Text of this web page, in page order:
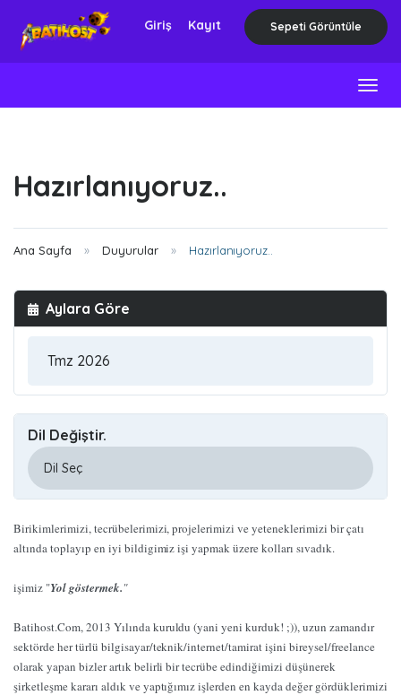
Giriş Kayıt Sepeti Görüntüle
Hazırlanıyoruz..
Ana Sayfa Duyurular Hazırlanıyoruz..
Aylara Göre
Dil Değiştir.
Birikimlerimizi, tecrübelerimizi, projelerimizi ve yeteneklerimizi bir çatı
altında toplayıp en iyi bildigimiz işi yapmak üzere kolları sıvadık.
işimiz "Yol göstermek."
Batihost.Com, 2013 Yılında kuruldu (yani yeni kurduk! ;)), uzun zamandır
sektörde her türlü bilgisayar/teknik/internet/tamirat işini bireysel/freelance
olarak yapan bizler artık belirli bir tecrübe edindiğimizi düşünerek
şirketleşme kararı aldık ve yaptığımız işlerden en kayda değer gördüklerimizi